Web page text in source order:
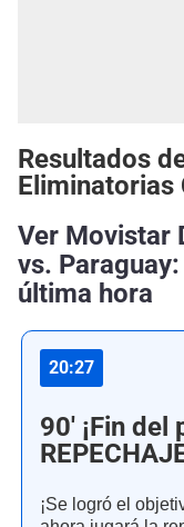
Resultados
Eliminatorias
Ver Movistar
vs.
última hora
20:27
90' ¡Fin del
¡Se logró el